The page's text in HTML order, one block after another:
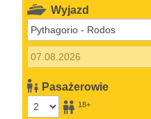
Wyjazd
Pasażerowie
18+